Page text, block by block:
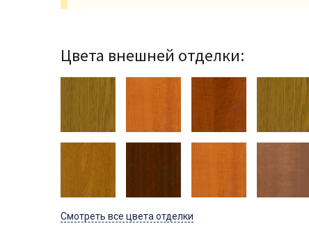
Цвета внешней отделки:
Смотреть все цвета отделки